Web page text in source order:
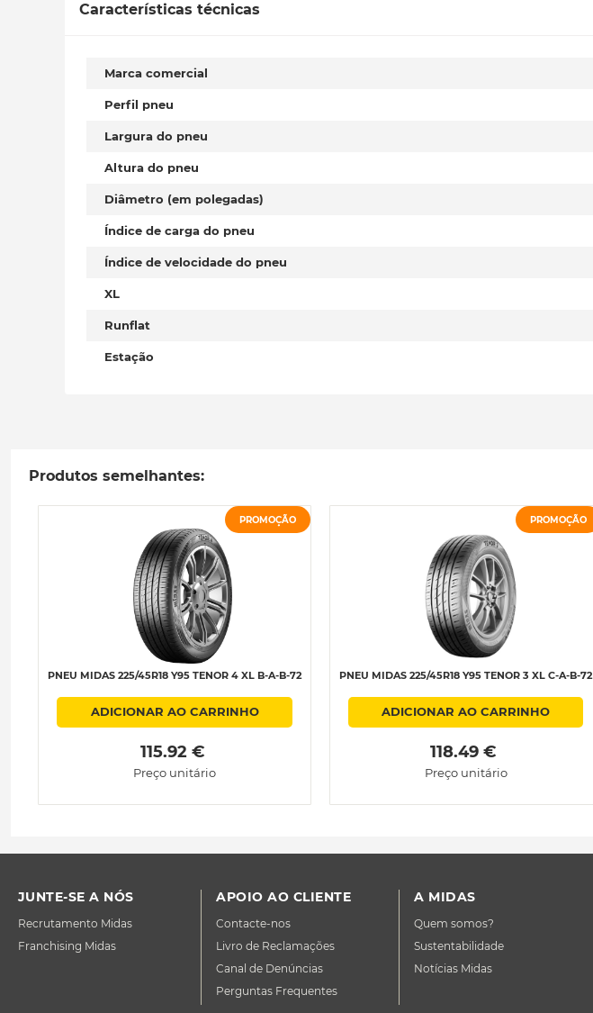
Características técnicas
Marca comercial
Perfil pneu
Largura do pneu
Altura do pneu
Diâmetro (em polegadas)
Índice de carga do pneu
Índice de velocidade do pneu
XL
Runflat
Estação
Produtos semelhantes:
PROMOÇÃO
PNEU MIDAS 225/45R18 Y95 TENOR 4 XL B-A-B-72
ADICIONAR AO CARRINHO
115.92 €
Preço unitário
PROMOÇÃO
PNEU MIDAS 225/45R18 Y95 TENOR 3 XL C-A-B-72
ADICIONAR AO CARRINHO
118.49 €
Preço unitário
JUNTE-SE A NÓS
Recrutamento Midas
Franchising Midas
APOIO AO CLIENTE
Contacte-nos
Livro de Reclamações
Canal de Denúncias
Perguntas Frequentes
A MIDAS
Quem somos?
Sustentabilidade
Notícias Midas